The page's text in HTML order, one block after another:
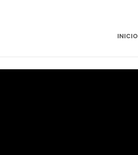
INICIO